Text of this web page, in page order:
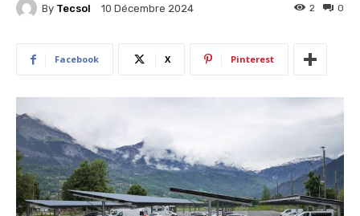
By Tecsol 10 Décembre 2024 0
2
Facebook X Pinterest